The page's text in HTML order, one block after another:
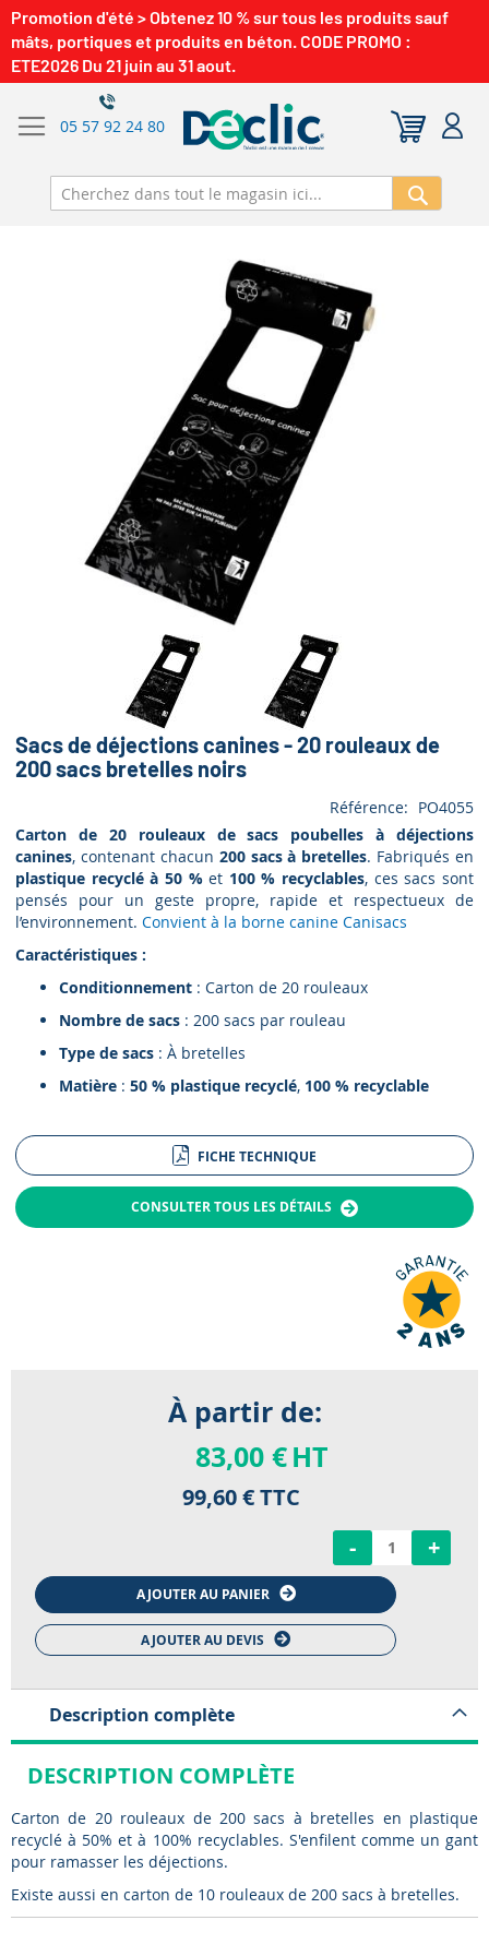
Promotion d'été > Obtenez 10 % sur tous les produits sauf
mâts, portiques et produits en béton. CODE PROMO :
ETE2026 Du 21 juin au 31 aout.
05 57 92 24 80
Sacs de déjections canines - 20 rouleaux de
200 sacs bretelles noirs
Référence
PO4055
Carton de 20 rouleaux de sacs poubelles à déjections
canines, contenant chacun 200 sacs à bretelles. Fabriqués en
plastique recyclé à 50 %et 100 % recyclables, ces sacs sont
pensés pour un geste propre, rapide et respectueux de
l’environnement.Convient à la borne canine Canisacs
Caractéristiques :
Conditionnement : Carton de 20 rouleaux
Nombre de sacs : 200 sacs par rouleau
Type de sacs : À bretelles
Matière :50 % plastique recyclé, 100 % recyclable
FICHE TECHNIQUE
CONSULTER TOUS LES DÉTAILS
À partir de:
83,00 €HT
99,60 € TTC
-
+
AJOUTER AU PANIER
AJOUTER AU DEVIS
Description complète
DESCRIPTION COMPLÈTE
Carton de 20 rouleaux de 200 sacs à bretelles en plastique
recyclé à 50% et à 100% recyclables. S'enfilent comme un gant
pour ramasser les déjections.
Existe aussi en carton de 10 rouleaux de 200 sacs à bretelles.